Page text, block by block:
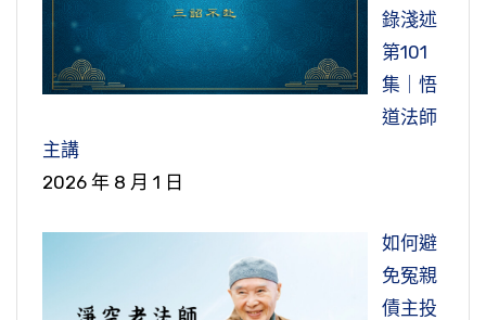
錄淺述
第101
集｜悟
道法師
主講
2026 年 8 月 1 日
如何避
免冤親
債主投